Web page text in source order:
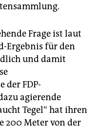
Frage ist laut
Ergebnis für den
und damit
der FDP-
agierende
Tegel“ hat ihren
200 Meter von der